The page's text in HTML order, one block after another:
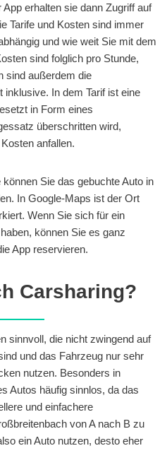
erhalten sie dann Zugriff auf
Tarife und Kosten sind immer
und wie weit Sie mit dem
sind folglich pro Stunde,
sind außerdem die
In dem Tarif ist eine
in Form eines
überschritten wird,
anfallen.
Sie das gebuchte Auto in
In Google-Maps ist der Ort
Wenn Sie sich für ein
können Sie es ganz
App reservieren.
Carsharing?
sinnvoll, die nicht zwingend auf
und das Fahrzeug nur sehr
nutzen. Besonders in
Autos häufig sinnlos, da das
und einfachere
von A nach B zu
ein Auto nutzen, desto eher